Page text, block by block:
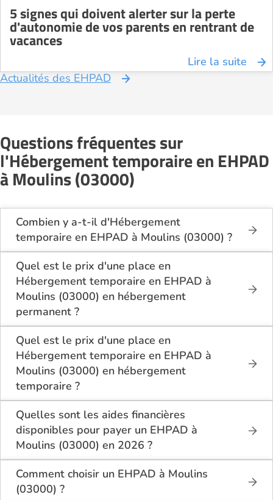
5 signes qui doivent alerter sur la perte
d'autonomie de vos parents en rentrant de
vacances
Lire la suite
Actualités des EHPAD
Questions fréquentes sur
l'Hébergement temporaire en EHPAD
à Moulins (03000)
Combien y a-t-il d'Hébergement
temporaire en EHPAD à Moulins (03000) ?
Sur le site Logement-seniors.com, on recense
actuellement 2 Hébergement temporaire en EHPAD
à Moulins (03000).
Quel est le prix d'une place en
Hébergement temporaire en EHPAD à
Moulins (03000) en hébergement
permanent ?
En hébergement permanent, le tarif minimum en
Hébergement temporaire en EHPAD à Moulins
(03000) est de 1 650€ par mois pour une chambre
simple, et 1 650€ par mois pour une chambre
double.
Quel est le prix d'une place en
Hébergement temporaire en EHPAD à
Moulins (03000) en hébergement
temporaire ?
En hébergement temporaire, le tarif minimum en
Hébergement temporaire en EHPAD à Moulins
(03000) est de 1 650€ par mois pour une chambre
simple, et 1 650€ par mois pour une chambre
double.
Quelles sont les aides financières
disponibles pour payer un EHPAD à
Moulins (03000) en 2026 ?
Les résidents d’EHPAD à Moulins (03000) peuvent
bénéficier de plusieurs aides :
L’APA (Allocation Personnalisée d’Autonomie)
Comment choisir un EHPAD à Moulins
(03000) ?